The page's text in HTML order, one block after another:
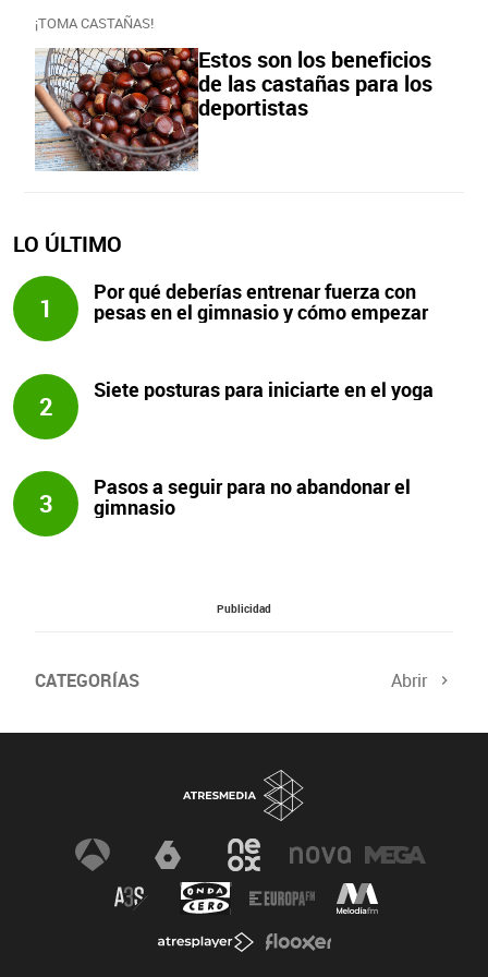
¡TOMA CASTAÑAS!
Estos son los beneficios
de las castañas para los
deportistas
LO ÚLTIMO
1
Por qué deberías entrenar fuerza con
pesas en el gimnasio y cómo empezar
2
Siete posturas para iniciarte en el yoga
3
Pasos a seguir para no abandonar el
gimnasio
Publicidad
CATEGORÍAS Abrir
Salud sexual El tiempo Viajes y planes
Champions Últimas noticias
Nutrición Gastronomía Recetas de cocina
Trabaja los glúteos Suelo pélvico
Dietas sanas